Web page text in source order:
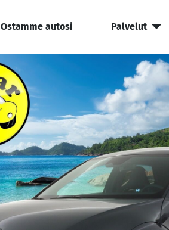
Ostamme autosi Palvelut